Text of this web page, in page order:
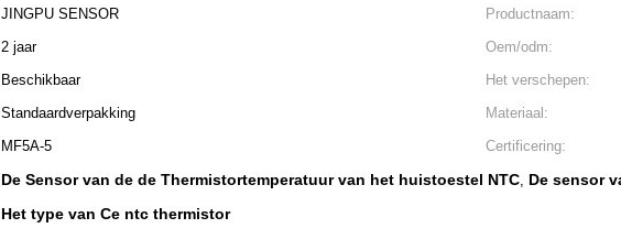
JINGPU SENSOR Productnaam:
2 jaar Oem/odm:
Beschikbaar Het verschepen:
Standaardverpakking Materiaal:
MF5A-5 Certificering:
De Sensor van de de Thermistortemperatuur van het huistoestel NTC, De sensor
Het type van Ce ntc thermistor